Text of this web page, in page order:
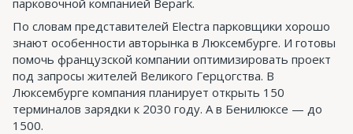
По словам представителей Electra парковщики хорошо
знают особенности авторынка в Люксембурге. И готовы
помочь французской компании оптимизировать проект
под запросы жителей Великого Герцогства. В
Люксембурге компания планирует открыть 150
терминалов зарядки к 2030 году. А в Бенилюксе — до
1500.